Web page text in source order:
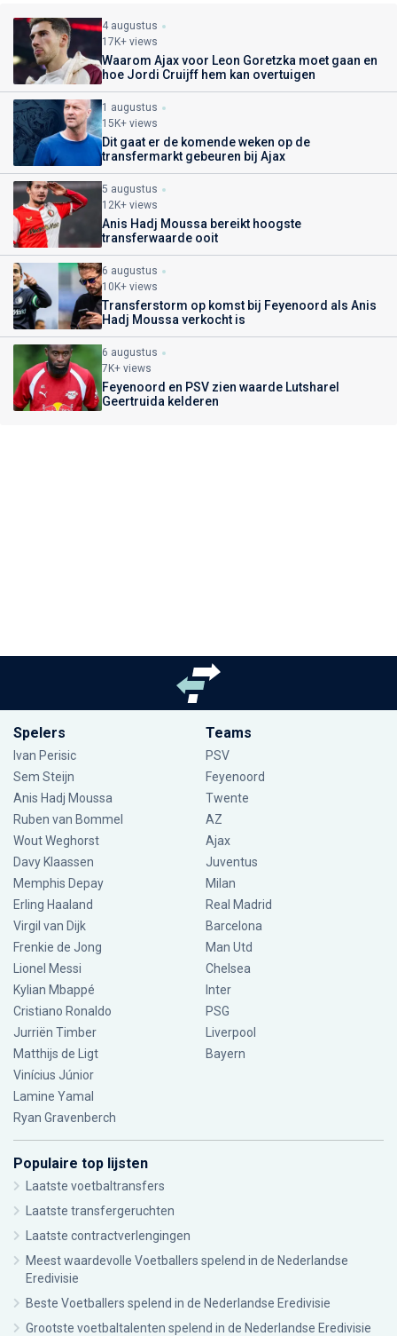
4 augustus
17K+ views
Waarom Ajax voor Leon Goretzka moet gaan en
hoe Jordi Cruijff hem kan overtuigen
1 augustus
15K+ views
Dit gaat er de komende weken op de
transfermarkt gebeuren bij Ajax
5 augustus
12K+ views
Anis Hadj Moussa bereikt hoogste
transferwaarde ooit
6 augustus
10K+ views
Transferstorm op komst bij Feyenoord als Anis
Hadj Moussa verkocht is
6 augustus
7K+ views
Feyenoord en PSV zien waarde Lutsharel
Geertruida kelderen
Spelers
Ivan Perisic
Sem Steijn
Anis Hadj Moussa
Ruben van Bommel
Wout Weghorst
Davy Klaassen
Memphis Depay
Erling Haaland
Virgil van Dijk
Frenkie de Jong
Lionel Messi
Kylian Mbappé
Cristiano Ronaldo
Jurriën Timber
Matthijs de Ligt
Vinícius Júnior
Lamine Yamal
Ryan Gravenberch
Teams
PSV
Feyenoord
Twente
AZ
Ajax
Juventus
Milan
Real Madrid
Barcelona
Man Utd
Chelsea
Inter
PSG
Liverpool
Bayern
Populaire top lijsten
Laatste voetbaltransfers
Laatste transfergeruchten
Laatste contractverlengingen
Meest waardevolle Voetballers spelend in de Nederlandse
Eredivisie
Beste Voetballers spelend in de Nederlandse Eredivisie
Grootste voetbaltalenten spelend in de Nederlandse Eredivisie